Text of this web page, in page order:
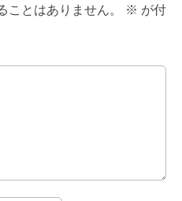
とはありません。 ※ が付